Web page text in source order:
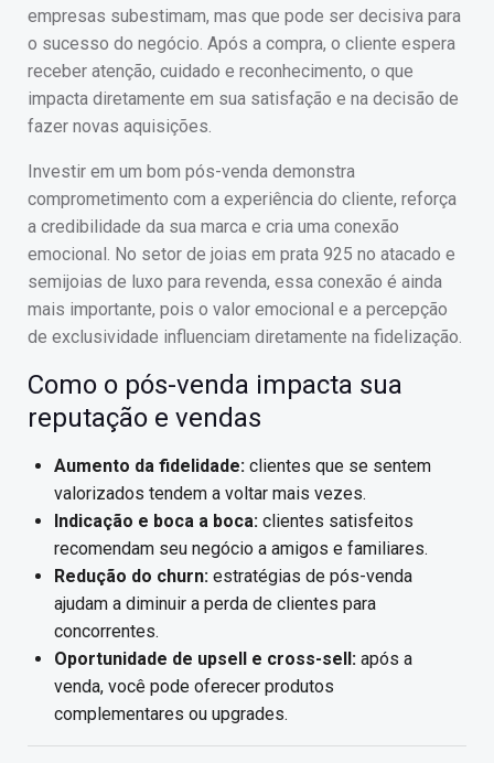
empresas subestimam, mas que pode ser decisiva para
o sucesso do negócio. Após a compra, o cliente espera
receber atenção, cuidado e reconhecimento, o que
impacta diretamente em sua satisfação e na decisão de
fazer novas aquisições.
Investir em um bom pós-venda demonstra
comprometimento com a experiência do cliente, reforça
a credibilidade da sua marca e cria uma conexão
emocional. No setor de joias em prata 925 no atacado e
semijoias de luxo para revenda, essa conexão é ainda
mais importante, pois o valor emocional e a percepção
de exclusividade influenciam diretamente na fidelização.
Como o pós-venda impacta sua
reputação e vendas
Aumento da fidelidade: clientes que se sentem
valorizados tendem a voltar mais vezes.
Indicação e boca a boca: clientes satisfeitos
recomendam seu negócio a amigos e familiares.
Redução do churn: estratégias de pós-venda
ajudam a diminuir a perda de clientes para
concorrentes.
Oportunidade de upsell e cross-sell: após a
venda, você pode oferecer produtos
complementares ou upgrades.